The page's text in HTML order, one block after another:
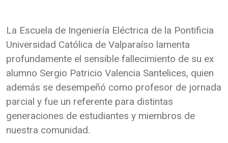
La Escuela de Ingeniería Eléctrica de la Pontificia
Universidad Católica de Valparaíso lamenta
profundamente el sensible fallecimiento de su ex
alumno Sergio Patricio Valencia Santelices, quien
además se desempeñó como profesor de jornada
parcial y fue un referente para distintas
generaciones de estudiantes y miembros de
nuestra comunidad.